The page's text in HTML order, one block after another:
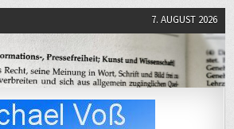
7. AUGUST 2026